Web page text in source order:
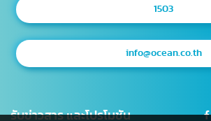
1503
info@ocean.co.th
รับข่าวสาร และโปรโมชัน